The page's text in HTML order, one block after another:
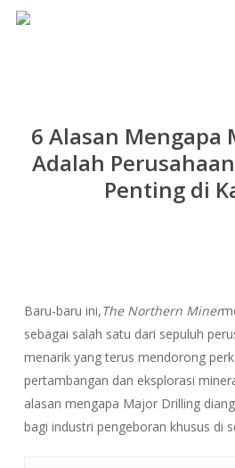
Lewati
6 Alasan Mengapa
Adalah
Penting di
Baru-baru ini,The Northern Miner
sebagai salah satu dari sepuluh
menarik yang terus mendorong
pertambangan dan eksplorasi
alasan mengapa Major Drilling
bagi industri pengeboran khusus di